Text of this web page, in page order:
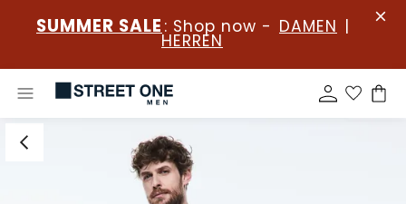
SUMMER SALE : Shop now - DAMEN |
HERREN